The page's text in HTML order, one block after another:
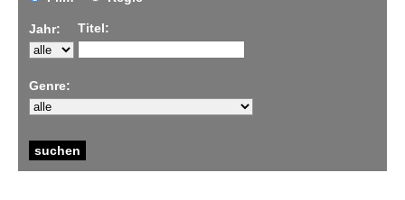
Jahr: Titel:
Genre: